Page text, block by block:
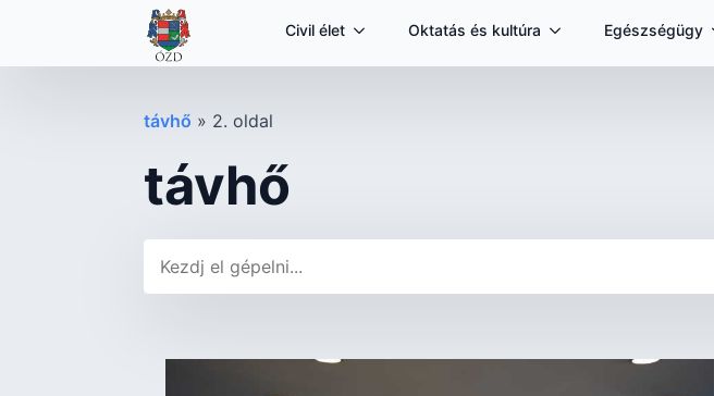
Civil élet Oktatás és kultúra Egészségügy
távhő » 2. oldal
távhő